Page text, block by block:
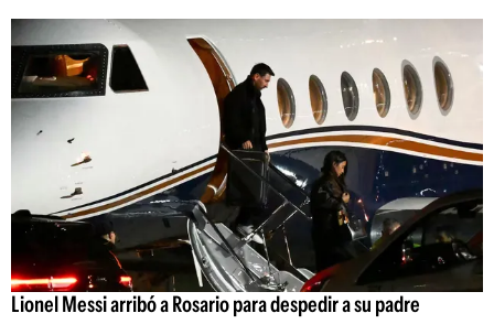
Lionel Messi arribó a Rosario para despedir a su padre